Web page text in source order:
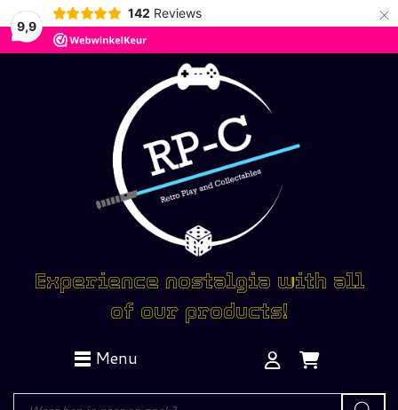
9,9
142 Reviews ×
Experience nostalgia with all
of our products!
Menu
Producten